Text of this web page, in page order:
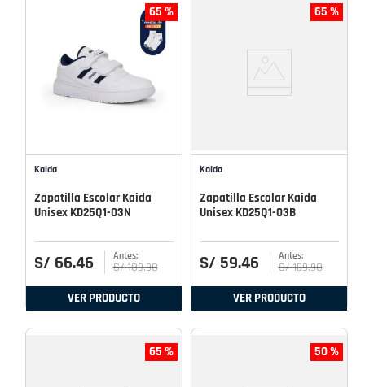
65 %
Kaida
Zapatilla Escolar Kaida
Unisex KD25Q1-03N
S/ 66.46 S/ 189.90
VER PRODUCTO
65 %
Kaida
Zapatilla Escolar Kaida
Unisex KD25Q1-03B
S/ 59.46 S/ 169.90
VER PRODUCTO
65 % 50 %